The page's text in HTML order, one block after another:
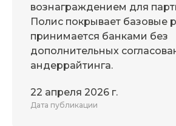
вознаграждением для
Полис покрывает базовые
принимается банками без
дополнительных
андеррайтинга.
22 апреля 2026 г.
Дата публикации